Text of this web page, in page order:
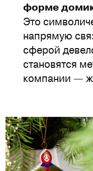
форме
Это
напрямую
сферой
становятся
компании —